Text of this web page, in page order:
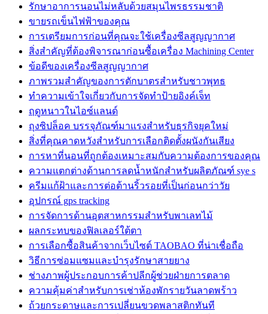
รักษาอาการนอนไม่หลับด้วยสมุนไพรธรรมชาติ
ขายรถเข็นไฟฟ้าของคุณ
การเตรียมการก่อนที่คุณจะใช้เครื่องซีลสูญญากาศ
สิ่งสำคัญที่ต้องพิจารณาก่อนซื้อเครื่อง Machining Center
ข้อดีของเครื่องซีลสูญญากาศ
ภาพรวมสำคัญของการตักบาตรสำหรับชาวพุทธ
ทำความเข้าใจเกี่ยวกับการจัดทำป้ายอิงค์เจ็ท
ฤดูหนาวในไอซ์แลนด์
ถุงซิปล็อค บรรจุภัณฑ์มาแรงสำหรับธุรกิจยุคใหม่
สิ่งที่คุณคาดหวังสำหรับการเลือกติดตั้งผนังกันเสียง
การหาที่นอนที่ถูกต้องเหมาะสมกับความต้องการของคุณ
ความแตกต่างด้านการลดน้ำหนักสำหรับผลิตภัณฑ์ sye s
ครีมแก้ฝ้าและการต่อต้านริ้วรอยที่เป็นก่อนกว่าวัย
อุปกรณ์ gps tracking
การจัดการด้านอุตสาหกรรมสำหรับพาเลทไม้
ผลกระทบของฟิลเลอร์ใต้ตา
การเลือกซื้อสินค้าจากเว็บไซต์ TAOBAO ที่น่าเชื่อถือ
วิธีการซ่อมแซมและบำรุงรักษาสายยาง
ช่างภาพผู้ประกอบการค้าปลีกผู้ช่วยฝ่ายการตลาด
ความคุ้มค่าสำหรับการเช่าห้องพักรายวันลาดพร้าว
ถ้วยกระดาษและการเปลี่ยนขวดพลาสติกทันที